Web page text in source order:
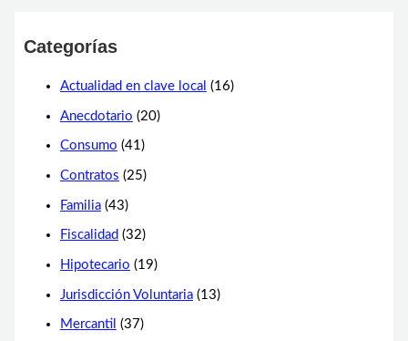
Categorías
Actualidad en clave local (16)
Anecdotario (20)
Consumo (41)
Contratos (25)
Familia(43)
Fiscalidad (32)
Hipotecario (19)
Jurisdicción Voluntaria(13)
Mercantil (37)